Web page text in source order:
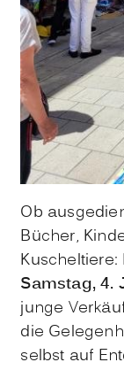
Ob
Bücher,
Kuscheltiere:
Samstag, 4.
junge
die
selbst auf